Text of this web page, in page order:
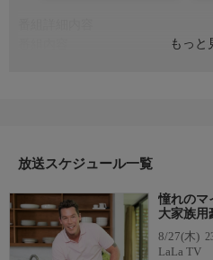
もっと
考えがあるようだ。しかし、どの
出演者
デビッド・ブロムスタッド
放送スケジュール一覧
憧れの
大家族用
8/27(木)
LaLa TV